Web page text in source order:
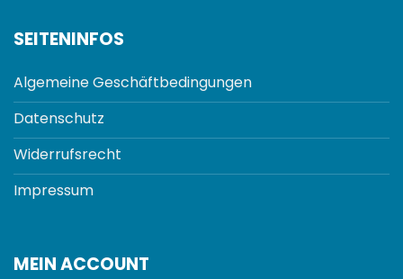
SEITENINFOS
Algemeine Geschäftbedingungen
Datenschutz
Widerrufsrecht
Impressum
MEIN ACCOUNT